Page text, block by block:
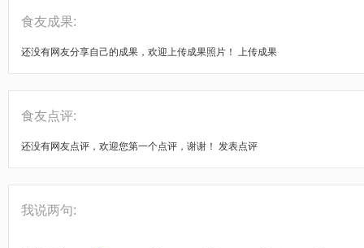
食友成果:
还没有网友分享自己的成果，欢迎上传成果照片！ 上传成果
食友点评:
还没有网友点评，欢迎您第一个点评，谢谢！ 发表点评
我说两句: